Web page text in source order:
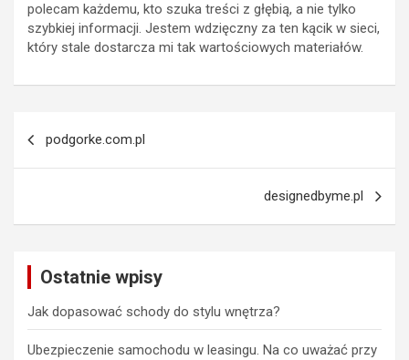
polecam każdemu, kto szuka treści z głębią, a nie tylko
szybkiej informacji. Jestem wdzięczny za ten kącik w sieci,
który stale dostarcza mi tak wartościowych materiałów.
wpisu
podgorke.com.pl
designedbyme.pl
Ostatnie wpisy
Jak dopasować schody do stylu wnętrza?
Ubezpieczenie samochodu w leasingu. Na co uważać przy